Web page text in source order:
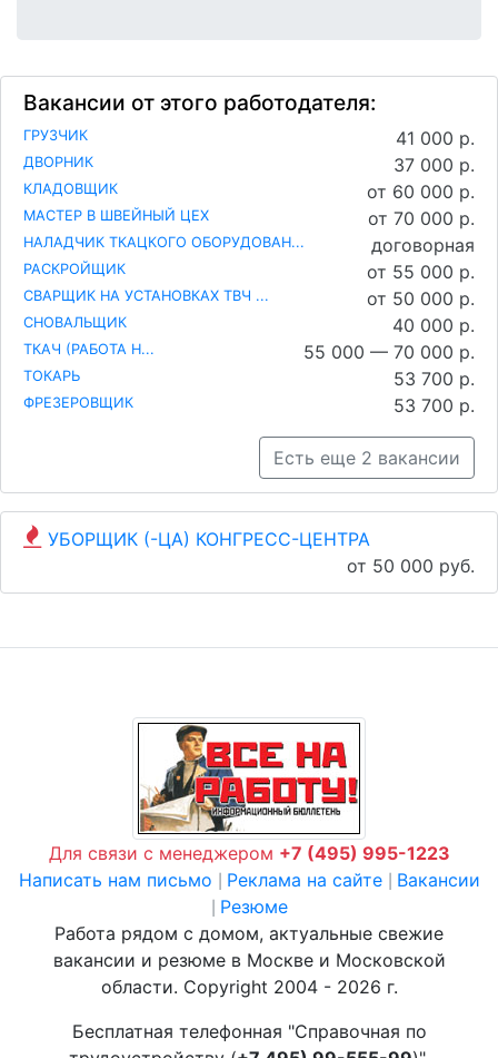
Вакансии от этого работодателя:
ГРУЗЧИК 41 000 р.
ДВОРНИК 37 000 р.
КЛАДОВЩИК от 60 000 р.
МАСТЕР В ШВЕЙНЫЙ ЦЕХ от 70 000 р.
НАЛАДЧИК ТКАЦКОГО ОБОРУДОВАН... договорная
РАСКРОЙЩИК от 55 000 р.
СВАРЩИК НА УСТАНОВКАХ ТВЧ ... от 50 000 р.
СНОВАЛЬЩИК 40 000 р.
ТКАЧ (РАБОТА Н... 55 000 — 70 000 р.
ТОКАРЬ 53 700 р.
ФРЕЗЕРОВЩИК 53 700 р.
Есть еще 2 вакансии
УБОРЩИК (-ЦА) КОНГРЕСС-ЦЕНТРА
от 50 000 руб.
Для связи с менеджером +7 (495) 995-1223
Написать нам письмо
Реклама на сайте Вакансии
Резюме
Работа рядом с домом, актуальные свежие
вакансии и резюме в Москве и Московской
области. Copyright 2004 - 2026 г.
Бесплатная телефонная "Справочная по